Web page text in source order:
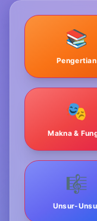
📚
Pengertian
🎭
Makna &
🎼
Unsur-